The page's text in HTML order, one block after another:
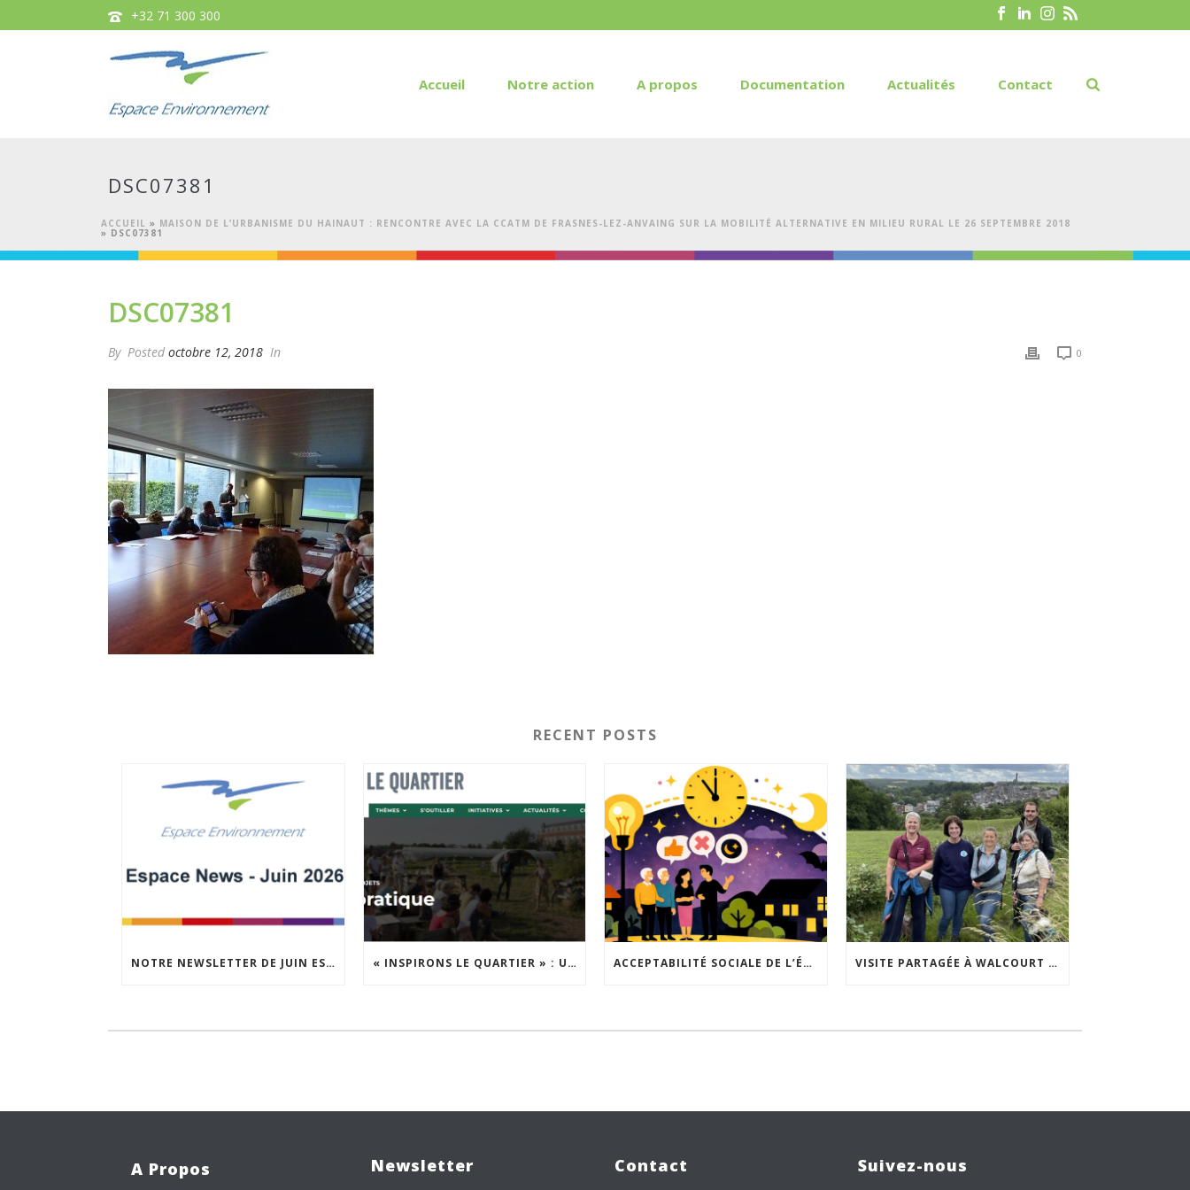
+32 71 300 300
Accueil Notre action A propos Documentation Actualités Contact
DSC07381
ACCUEIL » MAISON DE L’URBANISME DU HAINAUT : RENCONTRE AVEC LA CCATM DE FRASNES-LEZ-ANVAING SUR LA MOBILITÉ ALTERNATIVE EN MILIEU RURAL LE 26 SEPTEMBRE 2018
» DSC07381
DSC07381
By Posted octobre 12, 2018 In 0
RECENT POSTS
NOTRE NEWSLETTER DE JUIN EST EN LIGNE ! « INSPIRONS LE QUARTIER » : UN NOUVEL APPEL À PROJETS EST LANCÉ ! ACCEPTABILITÉ SOCIALE DE L’ÉCLAIRAGE NOCTURNE : LE REPLAY EST DISPONIBLE VISITE PARTAGÉE À WALCOURT : UNE DÉMARCHE PARTICIPATIVE ANIMÉE PAR ESPACE ENVIRONNEMENT
A Propos Newsletter Contact Suivez-nous